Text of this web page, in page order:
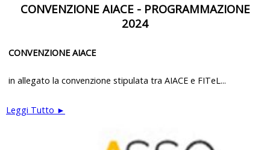
CONVENZIONE AIACE - PROGRAMMAZIONE
2024
CONVENZIONE AIACE
in allegato la convenzione stipulata tra AIACE e FITeL...
Leggi Tutto ►